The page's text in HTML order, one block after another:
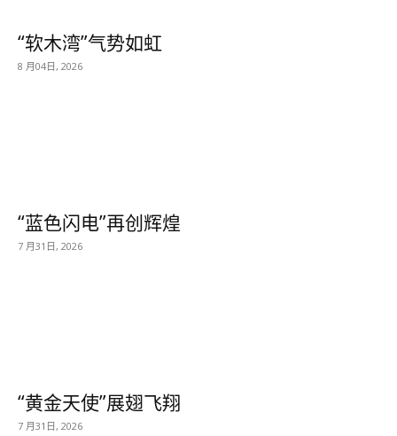
“软木湾”气势如虹
8 月04日, 2026
“蓝色闪电”再创辉煌
7 月31日, 2026
“黄金天使”展翅飞翔
7 月31日, 2026